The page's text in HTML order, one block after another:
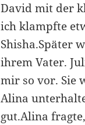
David mit der
ich klampfte
Shisha.Später
ihrem Vater.
mir so vor. Sie
Alina
gut.Alina